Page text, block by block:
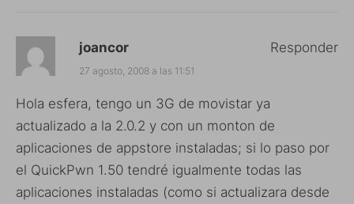
joancor
27 agosto, 2008 a las 11:51
Hola esfera, tengo un 3G de movistar ya
actualizado a la 2.0.2 y con un monton de
aplicaciones de appstore instaladas; si lo paso por
el QuickPwn 1.50 tendré igualmente todas las
aplicaciones instaladas (como si actualizara desde
Responder